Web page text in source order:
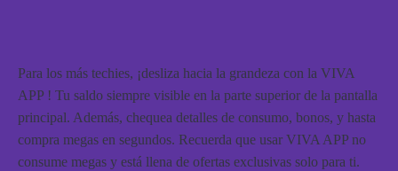
Para los más techies, ¡desliza hacia la grandeza con la VIVA
APP ! Tu saldo siempre visible en la parte superior de la pantalla
principal. Además, chequea detalles de consumo, bonos, y hasta
compra megas en segundos. Recuerda que usar VIVA APP no
consume megas y está llena de ofertas exclusivas solo para ti.